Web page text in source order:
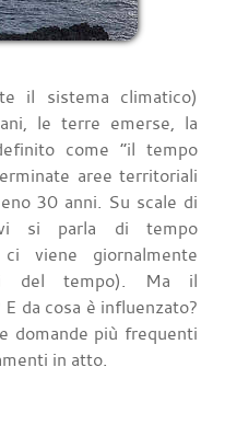
il sistema climatico)
le terre emerse, la
come “il tempo
aree territoriali
30 anni. Su scale di
si parla di tempo
viene giornalmente
del tempo). Ma il
da cosa è influenzato?
domande più frequenti
in atto.